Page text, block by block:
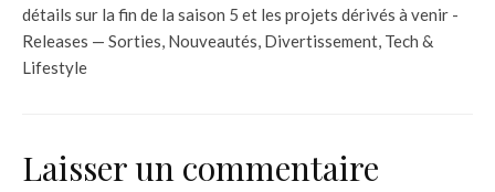
détails sur la fin de la saison 5 et les projets dérivés à venir -
Releases — Sorties, Nouveautés, Divertissement, Tech &
Lifestyle
Laisser un commentaire